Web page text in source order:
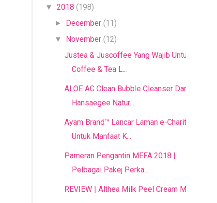
▼ 2018 (198)
► December (11)
▼ November (12)
Justea & Juscoffee Yang Wajib Untuk
Coffee & Tea L...
ALOE AC Clean Bubble Cleanser Dari
Hansaegee Natur...
Ayam Brand™ Lancar Laman e-Charity
Untuk Manfaat K...
Pameran Pengantin MEFA 2018 |
Pelbagai Pakej Perka...
REVIEW | Althea Milk Peel Cream Mask